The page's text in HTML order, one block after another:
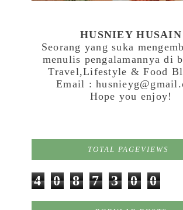
HUSNIEY HUSAIN
Seorang yang suka
menulis pengalamannya di
Travel,Lifestyle & Food
Email :
Hope you enjoy!
TOTAL PAGEVIEWS
4 0 8 7 3 0 0